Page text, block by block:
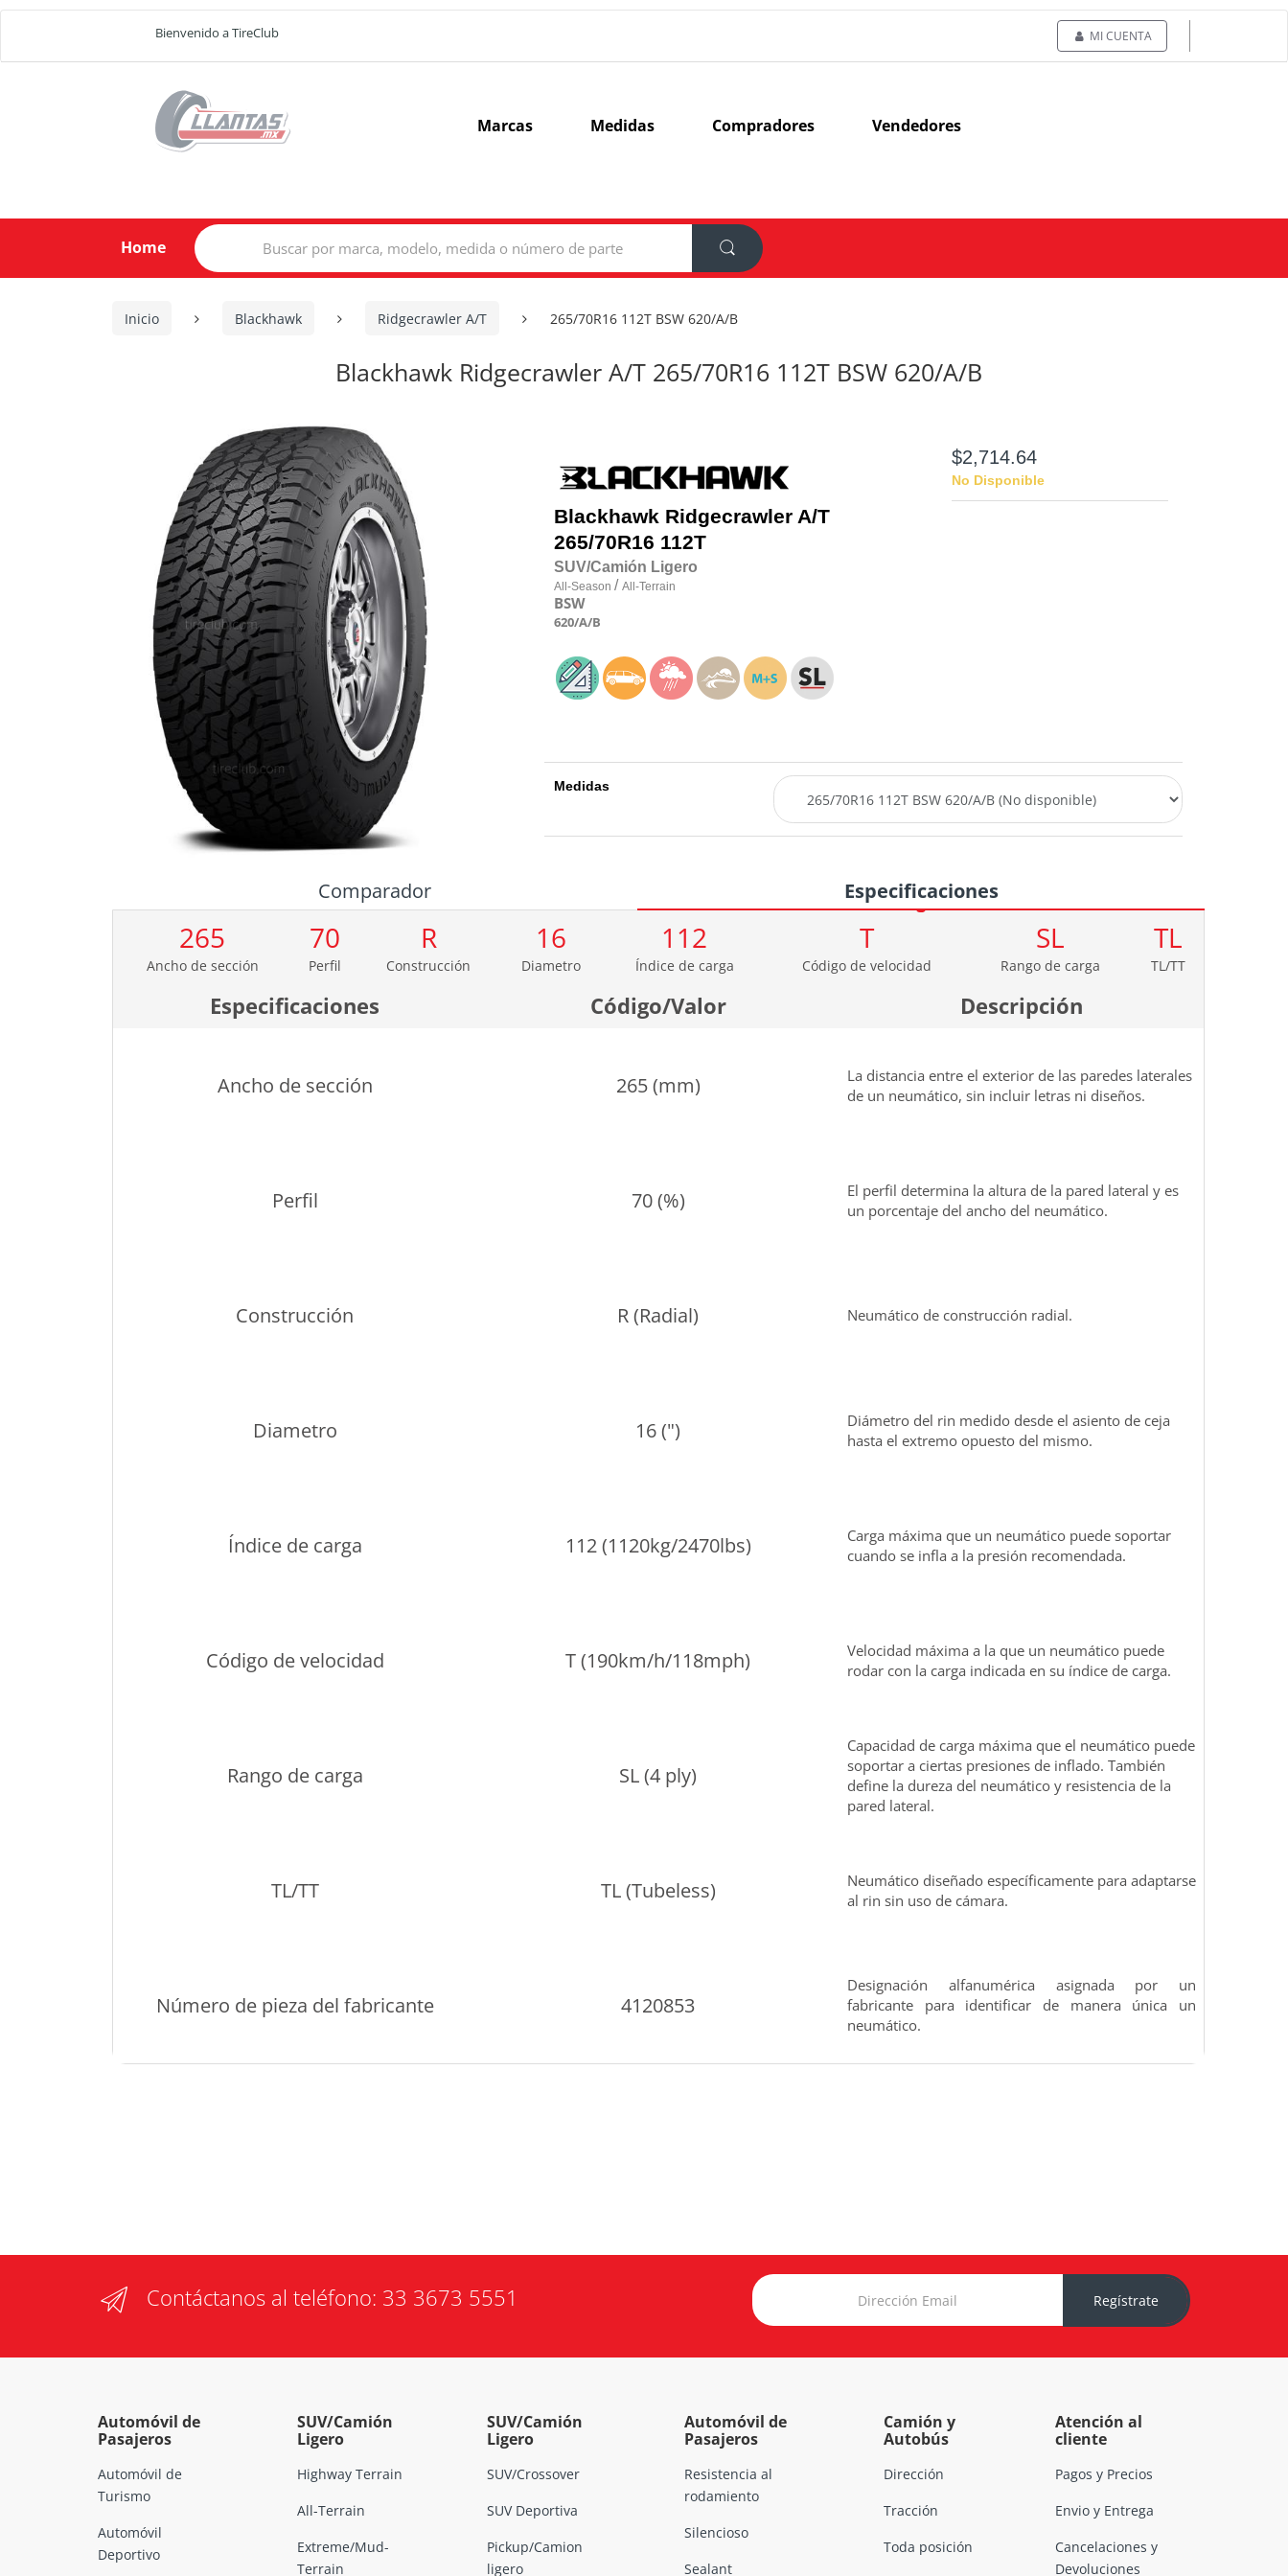
Bienvenido a TireClub MI CUENTA
Marcas Medidas Compradores Vendedores
Home
Search
for:
Inicio Blackhawk Ridgecrawler A/T 265/70R16 112T BSW 620/A/B
Blackhawk Ridgecrawler A/T 265/70R16 112T BSW 620/A/B
Blackhawk Ridgecrawler A/T
265/70R16 112T
SUV/Camión Ligero
All-Season / All-Terrain
BSW
620/A/B
$2,714.64
No Disponible
Medidas
Comparador Especificaciones
265
Ancho de sección
70
Perfil
R
Construcción
16
Diametro
112
Índice de carga
T
Código de velocidad
SL
Rango de carga
TL
TL/TT
Especificaciones Código/Valor Descripción
Ancho de sección 265 (mm)
La distancia entre el exterior de las paredes laterales
de un neumático, sin incluir letras ni diseños.
Perfil 70 (%)
El perfil determina la altura de la pared lateral y es
un porcentaje del ancho del neumático.
Construcción R (Radial) Neumático de construcción radial.
Diametro 16 (")
Diámetro del rin medido desde el asiento de ceja
hasta el extremo opuesto del mismo.
Índice de carga 112 (1120kg/2470lbs)
Carga máxima que un neumático puede soportar
cuando se infla a la presión recomendada.
Código de velocidad T (190km/h/118mph)
Velocidad máxima a la que un neumático puede
rodar con la carga indicada en su índice de carga.
Rango de carga SL (4 ply)
Capacidad de carga máxima que el neumático puede
soportar a ciertas presiones de inflado. También
define la dureza del neumático y resistencia de la
pared lateral.
TL/TT TL (Tubeless)
Neumático diseñado específicamente para adaptarse
al rin sin uso de cámara.
Número de pieza del fabricante 4120853
Designación alfanumérica asignada por un
fabricante para identificar de manera única un
neumático.
Contáctanos al teléfono: 33 3673 5551 Regístrate
Automóvil de
Pasajeros
Automóvil de
Turismo
Automóvil
Deportivo
SUV/Camión
Ligero
Highway Terrain
All-Terrain
Extreme/Mud-
Terrain
SUV/Camión
Ligero
SUV/Crossover
SUV Deportiva
Pickup/Camion
ligero
Automóvil de
Pasajeros
Resistencia al
rodamiento
Silencioso
Sealant
Camión y
Autobús
Dirección
Tracción
Toda posición
Atención al
cliente
Pagos y Precios
Envio y Entrega
Cancelaciones y
Devoluciones